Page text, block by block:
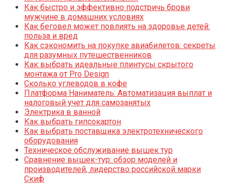
Как быстро и эффективно подстричь брови
мужчине в домашних условиях
Как беговел может повлиять на здоровье детей:
польза и вред
Как сэкономить на покупке авиабилетов: секреты
для разумных путешественников
Как выбрать идеальные плинтусы скрытого
монтажа от Pro Design
Сколько углеводов в кофе
Платформа Наниматель: Автоматизация выплат и
налоговый учет для самозанятых
Электрика в ванной
Как выбрать гипсокартон
Как выбрать поставщика электротехнического
оборудования
Техническое обслуживание вышек тур
Сравнение вышек-тур: обзор моделей и
производителей, лидерство российской марки
Скиф